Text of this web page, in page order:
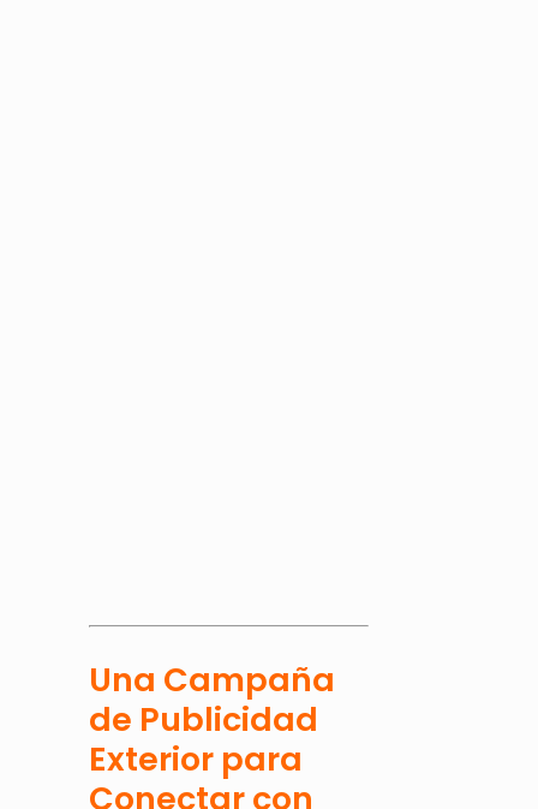
Una Campaña
de Publicidad
Exterior para
Conectar con